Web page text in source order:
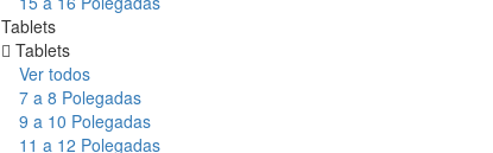
Tablets
Tablets
Ver todos
7 a 8 Polegadas
9 a 10 Polegadas
11 a 12 Polegadas